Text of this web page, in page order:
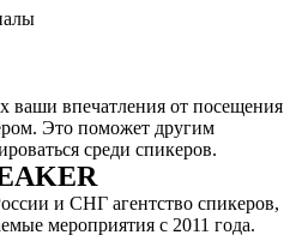
ваши впечатления от посещения
Это поможет другим
среди спикеров.
и СНГ агентство спикеров,
мероприятия с 2011 года.